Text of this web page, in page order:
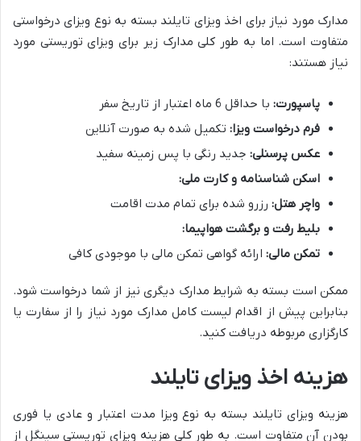
مدارک مورد نیاز برای اخذ ویزای تایلند بسته به نوع ویزای درخواستی
متفاوت است. اما به طور کلی مدارک زیر برای ویزای توریستی مورد
نیاز هستند:
پاسپورت: با حداقل 6 ماه اعتبار از تاریخ سفر
فرم درخواست ویزا: تکمیل شده به صورت آنلاین
عکس پرسنلی: جدید رنگی با پس زمینه سفید
اسکن شناسنامه و کارت ملی:
واچر هتل: رزرو شده برای تمام مدت اقامت
بلیط رفت و برگشت هواپیما:
تمکن مالی: ارائه گواهی تمکن مالی با موجودی کافی
ممکن است بسته به شرایط مدارک دیگری نیز از شما درخواست شود.
بنابراین پیش از اقدام لیست کامل مدارک مورد نیاز را از سفارت یا
کارگزاری مربوطه دریافت کنید.
هزینه اخذ ویزای تایلند
هزینه ویزای تایلند بسته به نوع ویزا مدت اعتبار و عادی یا فوری
بودن آن متفاوت است. به طور کلی هزینه ویزای توریستی سینگل از